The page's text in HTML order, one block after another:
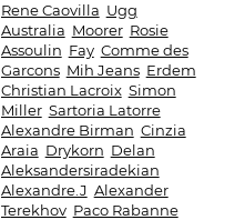
Rene Caovilla Ugg
Australia Moorer Rosie
Assoulin Fay Comme des
Garcons Mih Jeans Erdem
Christian Lacroix Simon
Miller Sartoria Latorre
Alexandre Birman Cinzia
Araia Drykorn Delan
Aleksandersiradekian
Alexandre.J Alexander
Terekhov Paco Rabanne